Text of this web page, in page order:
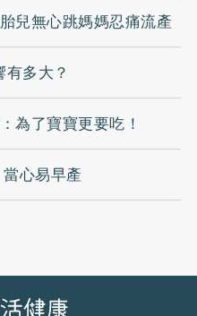
兒無心跳媽媽忍痛流產
多大？
為了寶寶更要吃！
心易早產